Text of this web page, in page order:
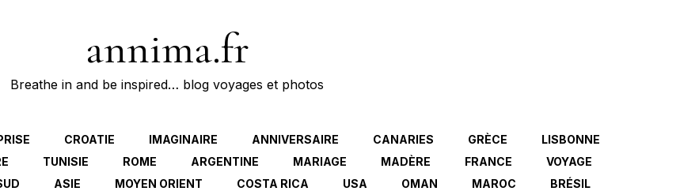
annima.fr
Breathe in and be inspired… blog voyages et photos
CROATIE IMAGINAIRE ANNIVERSAIRE CANARIES GRÈCE
LISBONNE
TUNISIE ROME ARGENTINE MARIAGE MADÈRE FRANCE
VOYAGE
ASIE MOYEN ORIENT COSTA RICA USA OMAN MAROC
BRÉSIL